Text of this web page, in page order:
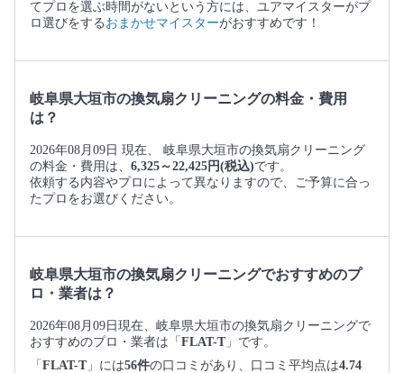
てプロを選ぶ時間がないという方には、ユアマイスターがプ
ロ選びをする おまかせマイスターがおすすめです！
岐阜県大垣市の換気扇クリーニングの料金・費用
は？
2026年08月09日 現在、 岐阜県大垣市の換気扇クリーニング
の料金・費用は、 6,325～22,425円(税込)です。
依頼する内容やプロによって異なりますので、ご予算に合っ
たプロをお選びください。
岐阜県大垣市の換気扇クリーニングでおすすめのプ
ロ・業者は？
2026年08月09日現在、岐阜県大垣市の換気扇クリーニングで
おすすめのプロ・業者は「FLAT-T」です。
「FLAT-T」には56件の口コミがあり、口コミ平均点は4.74